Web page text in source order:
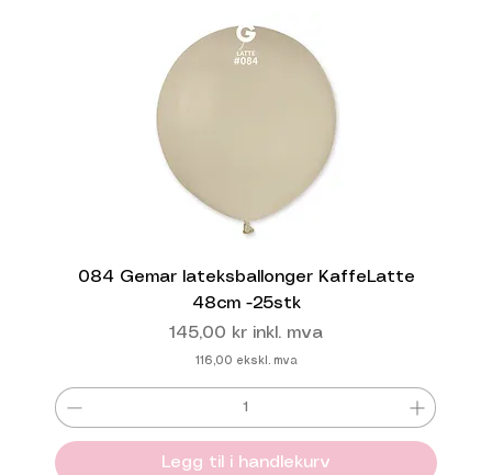
084 Gemar lateksballonger KaffeLatte
48cm -25stk
Pris
145,00 kr inkl. mva
116,00 ekskl. mva
Legg til i handlekurv